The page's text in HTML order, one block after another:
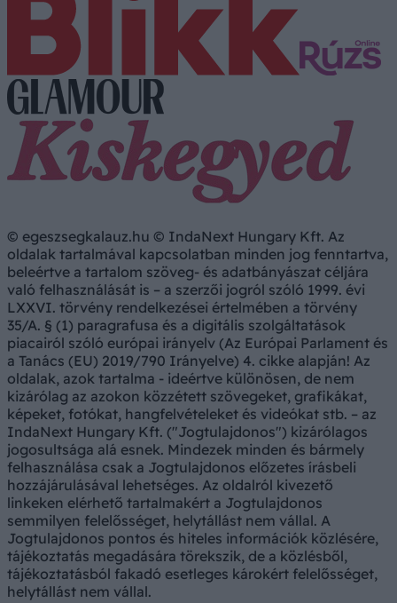
© egeszsegkalauz.hu © IndaNext Hungary Kft. Az
oldalak tartalmával kapcsolatban minden jog fenntartva,
beleértve a tartalom szöveg- és adatbányászat céljára
való felhasználását is – a szerzői jogról szóló 1999. évi
LXXVI. törvény rendelkezései értelmében a törvény
35/A. § (1) paragrafusa és a digitális szolgáltatások
piacairól szóló európai irányelv (Az Európai Parlament és
a Tanács (EU) 2019/790 Irányelve) 4. cikke alapján! Az
oldalak, azok tartalma - ideértve különösen, de nem
kizárólag az azokon közzétett szövegeket, grafikákat,
képeket, fotókat, hangfelvételeket és videókat stb. – az
IndaNext Hungary Kft. ("Jogtulajdonos") kizárólagos
jogosultsága alá esnek. Mindezek minden és bármely
felhasználása csak a Jogtulajdonos előzetes írásbeli
hozzájárulásával lehetséges. Az oldalról kivezető
linkeken elérhető tartalmakért a Jogtulajdonos
semmilyen felelősséget, helytállást nem vállal. A
Jogtulajdonos pontos és hiteles információk közlésére,
tájékoztatás megadására törekszik, de a közlésből,
tájékoztatásból fakadó esetleges károkért felelősséget,
helytállást nem vállal.